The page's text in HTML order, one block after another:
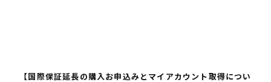
【国際保証延長の購入お申込みとマイアカウント取得につい